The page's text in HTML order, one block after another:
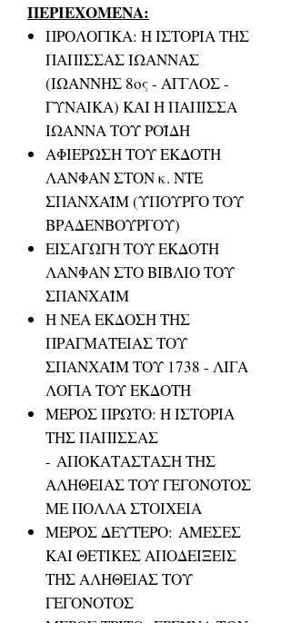
ΠΕΡΙΕΧΟΜΕΝΑ:
ΠΡΟΛΟΓΙΚΑ: Η ΙΣΤΟΡΙΑ ΤΗΣ
ΠΑΠΙΣΣΑΣ ΙΩΑΝΝΑΣ
(ΙΩΑΝΝΗΣ 8ος - ΑΓΓΛΟΣ -
ΓΥΝΑΙΚΑ) ΚΑΙ Η ΠΑΠΙΣΣΑ
ΙΩΑΝΝΑ ΤΟΥ ΡΟΪΔΗ
ΑΦΙΕΡΩΣΗ ΤΟΥ ΕΚΔΟΤΗ
ΛΑΝΦΑΝ ΣΤΟΝ κ. ΝΤΕ
ΣΠΑΝΧΑΪΜ (ΥΠΟΥΡΓΟ ΤΟΥ
ΒΡΑΔΕΝΒΟΥΡΓΟΥ)
ΕΙΣΑΓΩΓΗ ΤΟΥ ΕΚΔΟΤΗ
ΛΑΝΦΑΝ ΣΤΟ ΒΙΒΛΙΟ ΤΟΥ
ΣΠΑΝΧΑΪΜ
Η ΝΕΑ ΕΚΔΟΣΗ ΤΗΣ
ΠΡΑΓΜΑΤΕΙΑΣ ΤΟΥ
ΣΠΑΝΧΑΪΜ ΤΟΥ 1738 - ΛΙΓΑ
ΛΟΓΙΑ ΤΟΥ ΕΚΔΟΤΗ
ΜΕΡΟΣ ΠΡΩΤΟ: Η ΙΣΤΟΡΙΑ
ΤΗΣ ΠΑΠΙΣΣΑΣ
- ΑΠΟΚΑΤΑΣΤΑΣΗ ΤΗΣ
ΑΛΗΘΕΙΑΣ ΤΟΥ ΓΕΓΟΝΟΤΟΣ
ΜΕ ΠΟΛΛΑ ΣΤΟΙΧΕΙΑ
ΜΕΡΟΣ ΔΕΥΤΕΡΟ: ΑΜΕΣΕΣ
ΚΑΙ ΘΕΤΙΚΕΣ ΑΠΟΔΕΙΞΕΙΣ
ΤΗΣ ΑΛΗΘΕΙΑΣ ΤΟΥ
ΓΕΓΟΝΟΤΟΣ